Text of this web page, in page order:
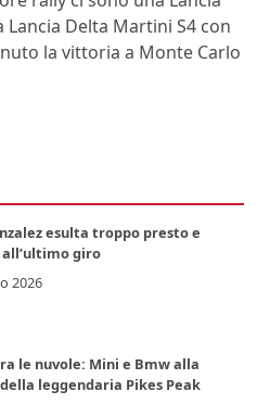
Lancia Delta Martini S4 con
la vittoria a Monte Carlo
esulta troppo presto e
all’ultimo giro
2026
le nuvole: Mini e Bmw alla
leggendaria Pikes Peak